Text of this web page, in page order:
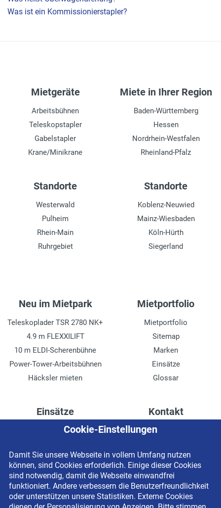
Was ist ein Kommissionierstapler?
Mietgeräte
Arbeitsbühnen
Teleskopstapler
Gabelstapler
Krane/Minikrane
Miete in Ihrer Region
Baden-Württemberg
Hessen
Nordrhein-Westfalen
Rheinland-Pfalz
Standorte
Westerwald
Pulheim
Rhein-Main
Ruhrgebiet
Standorte
Koblenz-Neuwied
Mainz-Wiesbaden
Köln-Hürth
Siegerland
Neu im Mietpark
Teleskoplader TSR 2780 NK+
4.9 m FLEXXILIFT
10 m ELDI-Scherenbühne
Power-Tower-Arbeitsbühnen
Häcksler mieten
Mietportfolio
Mietportfolio
Sitemap
Marken
Einsätze
Glossar
Einsätze
Höhenzugang für
Drainage verlegen
Fassadenreinigung
Terrasse anlegen
Ladenbau
Kontakt
Kontaktformular
Impressum
Datenschutzerklärung
Newsletter-Anmeldung
Cookie-Einstellungen
Damit Sie unsere Webseite in vollem Umfang nutzen
können, sind Cookies erforderlich. Einige dieser Cookies
sind notwendig, damit die Webseite einwandfrei
funktioniert. Andere verbessern die Benutzerfreundlichkeit
oder unterstützen unsere Statistiken. Externe Cookies